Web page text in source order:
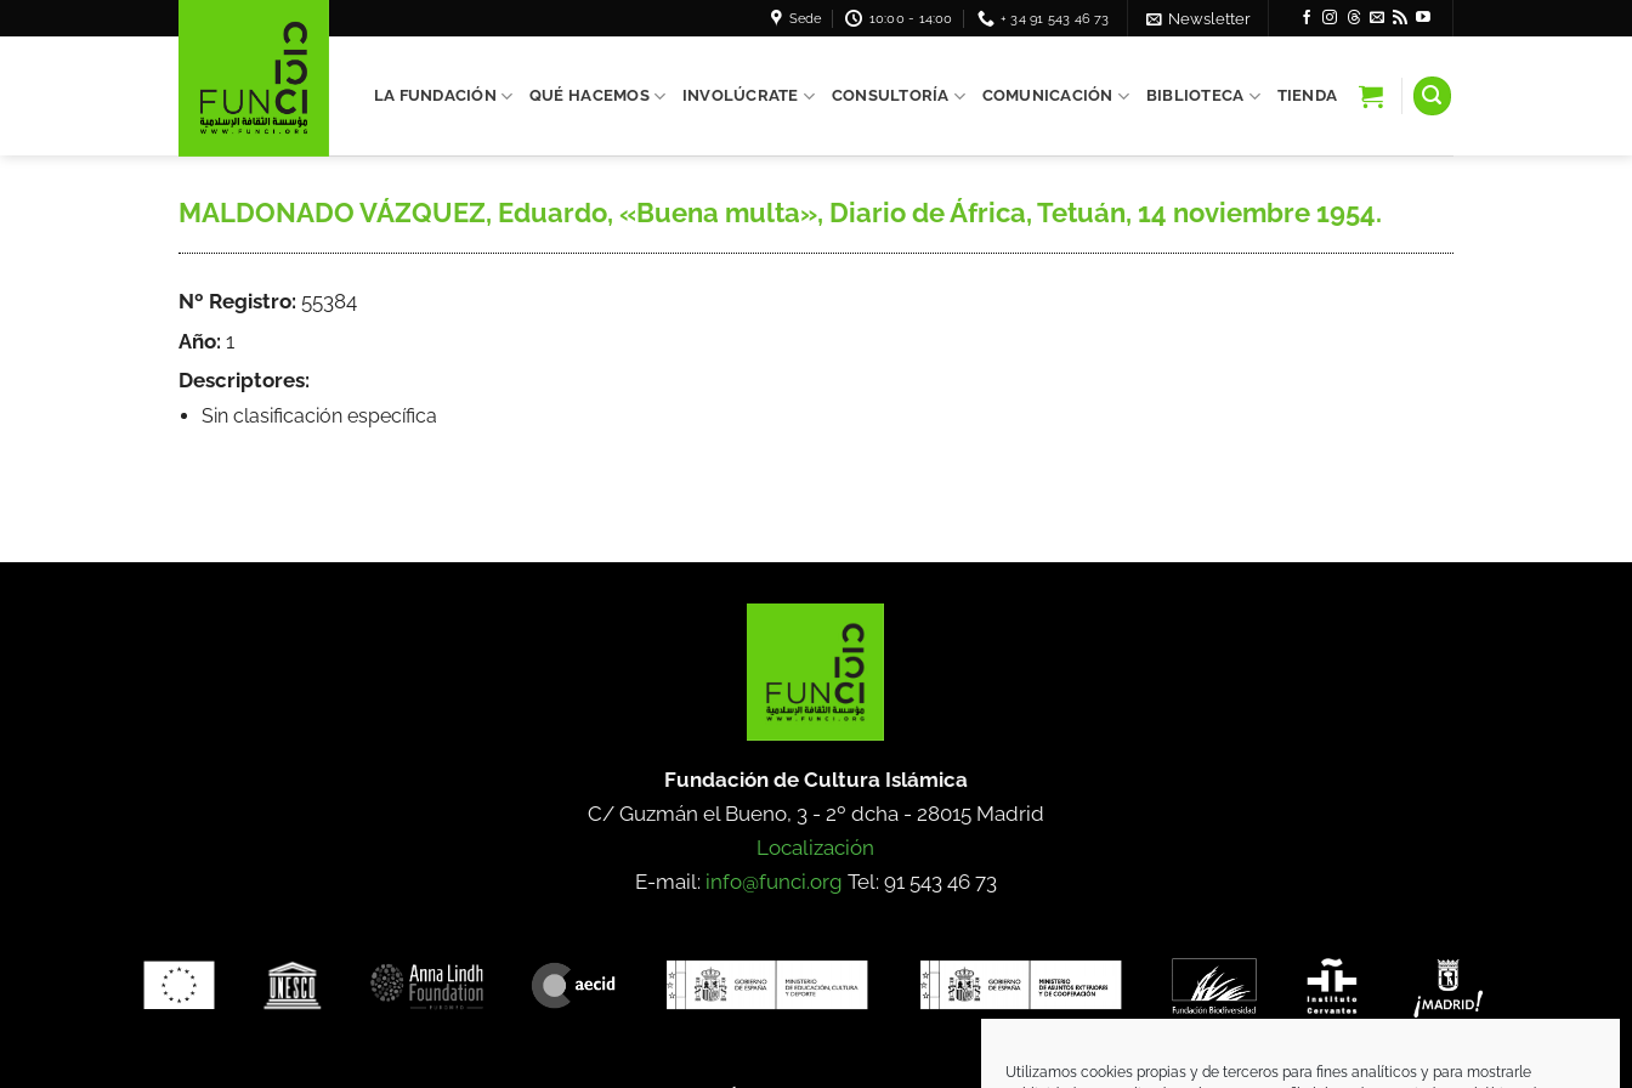
Utilizamos cookies propias y de terceros para fines analíticos y para mostrarle
Sede 10:00 - 14:00 + 34 91 543 46 73 Newsletter
LA FUNDACIÓN QUÉ HACEMOS INVOLÚCRATE CONSULTORÍA COMUNICACIÓN BIBLIOTECA TIENDA
MALDONADO VÁZQUEZ, Eduardo, «Buena multa», Diario de África, Tetuán, 14 noviembre 1954.
Nº Registro: 55384
Año: 1
Descriptores:
Sin clasificación específica
Fundación de Cultura Islámica
C/ Guzmán el Bueno, 3 - 2º dcha - 28015 Madrid
Localización
E-mail: info@funci.org Tel: 91 543 46 73